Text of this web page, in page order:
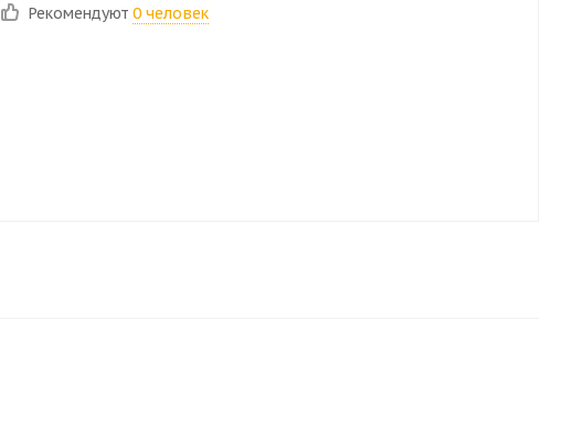
Рекомендуют 0 человек